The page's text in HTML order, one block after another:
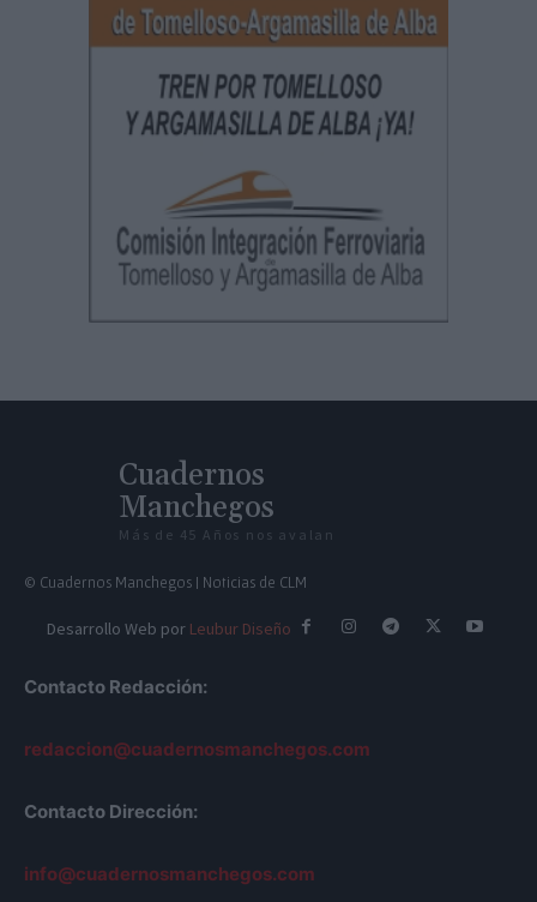
Cuadernos
Manchegos
Más de 45 Años nos avalan
© Cuadernos Manchegos | Noticias de CLM
Desarrollo Web por Leubur Diseño
Contacto Redacción:
redaccion@cuadernosmanchegos.com
Contacto Dirección:
info@cuadernosmanchegos.com